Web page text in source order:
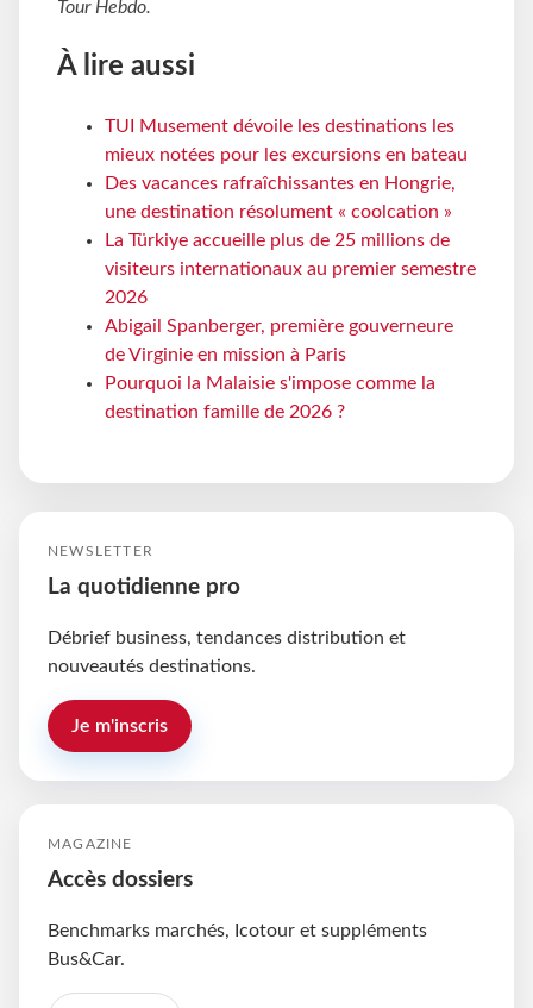
Tour Hebdo.
À lire aussi
TUI Musement dévoile les destinations les
mieux notées pour les excursions en bateau
Des vacances rafraîchissantes en Hongrie,
une destination résolument « coolcation »
La Türkiye accueille plus de 25 millions de
visiteurs internationaux au premier semestre
2026
Abigail Spanberger, première gouverneure
de Virginie en mission à Paris
Pourquoi la Malaisie s'impose comme la
destination famille de 2026 ?
NEWSLETTER
La quotidienne pro
Débrief business, tendances distribution et
nouveautés destinations.
Je m'inscris
MAGAZINE
Accès dossiers
Benchmarks marchés, Icotour et suppléments
Bus&Car.